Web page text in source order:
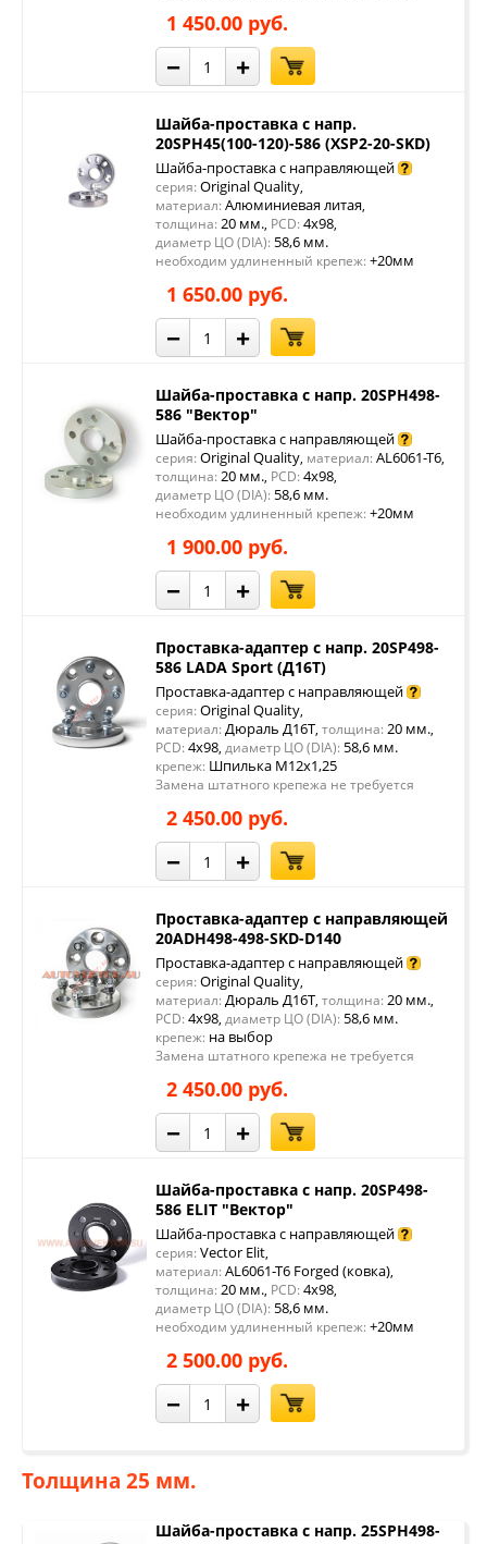
1 450.00 руб.
− +
Шайба-проставка с напр.
20SPH45(100-120)-586 (XSP2-20-SKD)
Шайба-проставка с направляющей
серия: Original Quality,
материал: Алюминиевая литая,
толщина: 20 мм., PCD: 4x98,
диаметр ЦО (DIA): 58,6 мм.
необходим удлиненный крепеж: +20мм
1 650.00 руб.
− +
Шайба-проставка с напр. 20SPH498-
586 "Вектор"
Шайба-проставка с направляющей
серия: Original Quality, материал: AL6061-T6,
толщина: 20 мм., PCD: 4x98,
диаметр ЦО (DIA): 58,6 мм.
необходим удлиненный крепеж: +20мм
1 900.00 руб.
− +
Проставка-адаптер с напр. 20SP498-
586 LADA Sport (Д16Т)
Проставка-адаптер с направляющей
серия: Original Quality,
материал: Дюраль Д16Т, толщина: 20 мм.,
PCD: 4x98, диаметр ЦО (DIA): 58,6 мм.
крепеж: Шпилька М12х1,25
Замена штатного крепежа не требуется
2 450.00 руб.
− +
Проставка-адаптер с направляющей
20ADH498-498-SKD-D140
Проставка-адаптер с направляющей
серия: Original Quality,
материал: Дюраль Д16Т, толщина: 20 мм.,
PCD: 4x98, диаметр ЦО (DIA): 58,6 мм.
крепеж: на выбор
Замена штатного крепежа не требуется
2 450.00 руб.
− +
Шайба-проставка с напр. 20SP498-
586 ELIT "Вектор"
Шайба-проставка с направляющей
серия: Vector Elit,
материал: AL6061-T6 Forged (ковка),
толщина: 20 мм., PCD: 4x98,
диаметр ЦО (DIA): 58,6 мм.
необходим удлиненный крепеж: +20мм
2 500.00 руб.
− +
Толщина 25 мм.
Шайба-проставка с напр. 25SPH498-